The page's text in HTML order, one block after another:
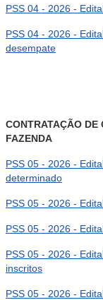
PSS 04 - 2026 -
PSS 04 - 2026 -
desempate
CONTRATAÇÃO DE
FAZENDA
PSS 05 - 2026 -
determinado
PSS 05 - 2026 -
PSS 05 - 2026 -
PSS 05 - 2026 -
inscritos
PSS 05 - 2026 -